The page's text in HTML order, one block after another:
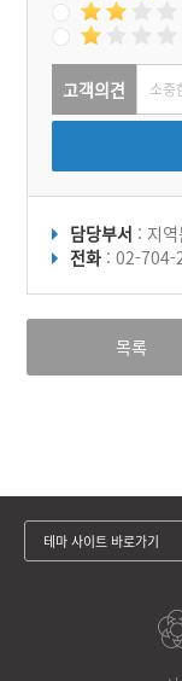
고객의견
담당부서 : 지
전화 : 02-704-
목록
테마 사이트 바로가기